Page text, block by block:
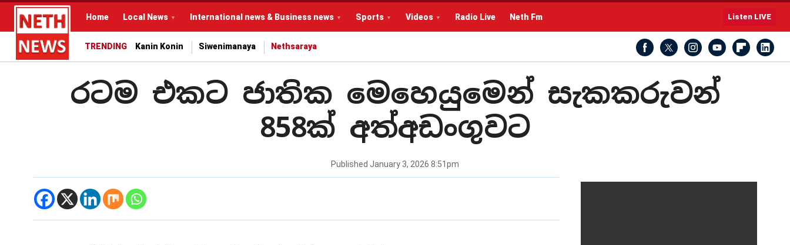
Home Local News International news & Business news Sports Videos Radio Live Neth Fm Listen LIVE
TRENDING Kanin Konin Siwenimanaya Nethsaraya
රටම එකට ජාතික මෙහෙයුමෙන් සැකකරුවන්
858ක් අත්අඩංගුවට
Published January 3, 2026 8:51pm